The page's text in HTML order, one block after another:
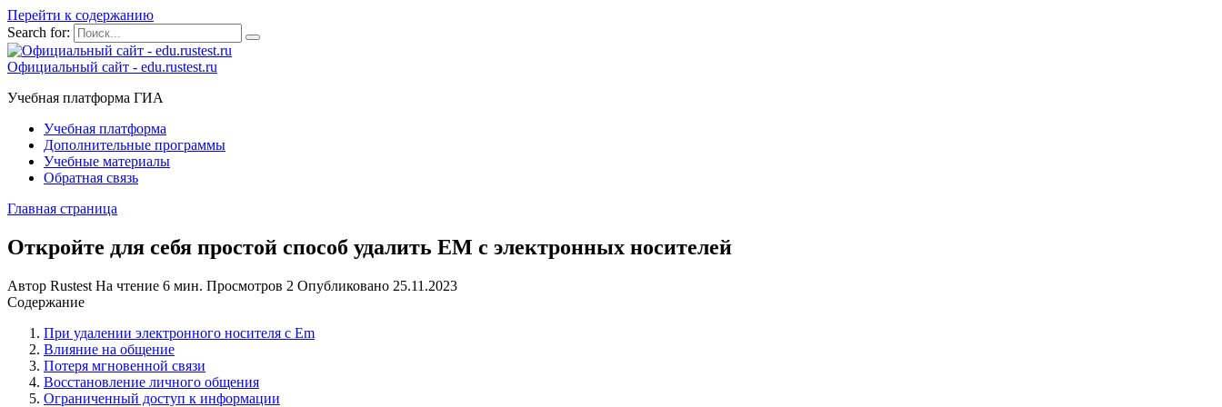
Перейти к содержанию
Search for:
Официальный сайт - edu.rustest.ru
Учебная платформа ГИА
Учебная платформа
Дополнительные программы
Учебные материалы
Обратная связь
Главная страница
Откройте для себя простой способ удалить EM с электронных носителей
Автор Rustest На чтение 6 мин. Просмотров 2 Опубликовано 25.11.2023
Содержание
При удалении электронного носителя с Em
Влияние на общение
Потеря мгновенной связи
Восстановление личного общения
Ограниченный доступ к информации